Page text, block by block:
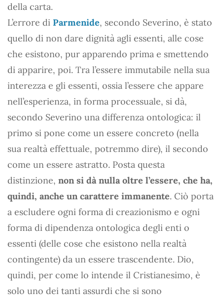
della carta.
L’errore di Parmenide, secondo Severino, è stato
quello di non dare dignità agli essenti, alle cose
che esistono, pur apparendo prima e smettendo
di apparire, poi. Tra l’essere immutabile nella sua
interezza e gli essenti, ossia l’essere che appare
nell’esperienza, in forma processuale, si dà,
secondo Severino una differenza ontologica: il
primo si pone come un essere concreto (nella
sua realtà effettuale, potremmo dire), il secondo
come un essere astratto. Posta questa
distinzione, non si dà nulla oltre l’essere, che ha,
quindi, anche un carattere immanente. Ciò porta
a escludere ogni forma di creazionismo e ogni
forma di dipendenza ontologica degli enti o
essenti (delle cose che esistono nella realtà
contingente) da un essere trascendente. Dio,
quindi, per come lo intende il Cristianesimo, è
solo uno dei tanti assurdi che si sono